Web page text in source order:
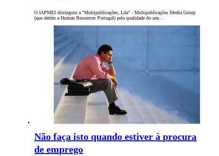
O IAPMEI distinguiu a "Multipublicações, Lda" - Multipublicações Media Group
(que detém a Human Resources Portugal) pela qualidade do seu…
Não faça isto quando estiver à procura
de emprego